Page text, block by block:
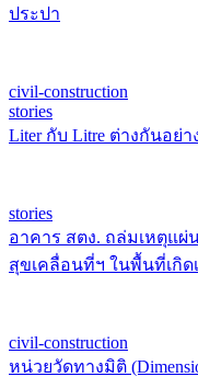
ประปา
civil-construction
stories
Liter กับ Litre ต่างกันอย่า
stories
อาคาร สตง. ถล่มเหตุแผ่
สุขเคลื่อนที่ฯ ในพื้นที่เกิด
civil-construction
หน่วยวัดทางมิติ